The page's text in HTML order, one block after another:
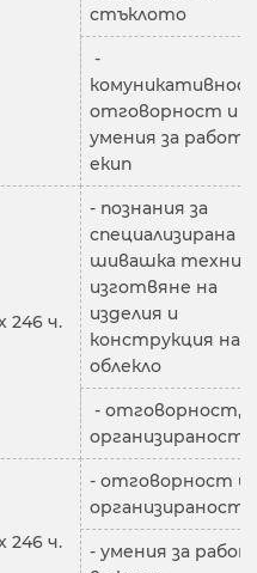
стъклото
-
отговорност и
умения за
екип
246 ч.
- познания за
специализирана
шивашка
изготвяне на
изделия и
конструкция на
облекло
- отговорност,
организираност
246 ч.
- отговорност и
организираност
- умения за